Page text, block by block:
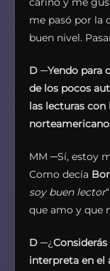
me pasó por la
buen nivel.
D ─Yendo para
de los pocos
las lecturas
MM ─Sí, estoy
Como decía
soy buen lector
que amo y que
D ─¿
interpreta en el